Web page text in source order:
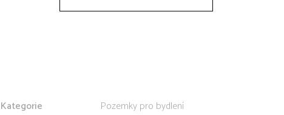
Kategorie
Pozemky pro bydlení